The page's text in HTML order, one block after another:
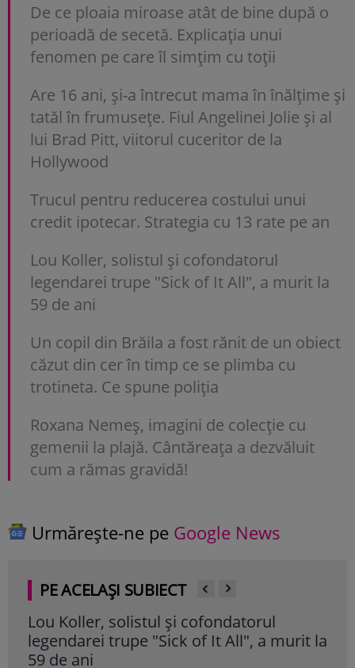
De ce ploaia miroase atât de bine după o
perioadă de secetă. Explicația unui
fenomen pe care îl simțim cu toții
Are 16 ani, și-a întrecut mama în înălțime și
tatăl în frumusețe. Fiul Angelinei Jolie și al
lui Brad Pitt, viitorul cuceritor de la
Hollywood
Trucul pentru reducerea costului unui
credit ipotecar. Strategia cu 13 rate pe an
Lou Koller, solistul și cofondatorul
legendarei trupe "Sick of It All", a murit la
59 de ani
Un copil din Brăila a fost rănit de un obiect
căzut din cer în timp ce se plimba cu
trotineta. Ce spune poliția
Roxana Nemeș, imagini de colecție cu
gemenii la plajă. Cântăreața a dezvăluit
cum a rămas gravidă!
Urmărește-ne pe Google News
PE ACELAȘI SUBIECT
Lou Koller, solistul și cofondatorul
legendarei trupe "Sick of It All", a murit la
59 de ani